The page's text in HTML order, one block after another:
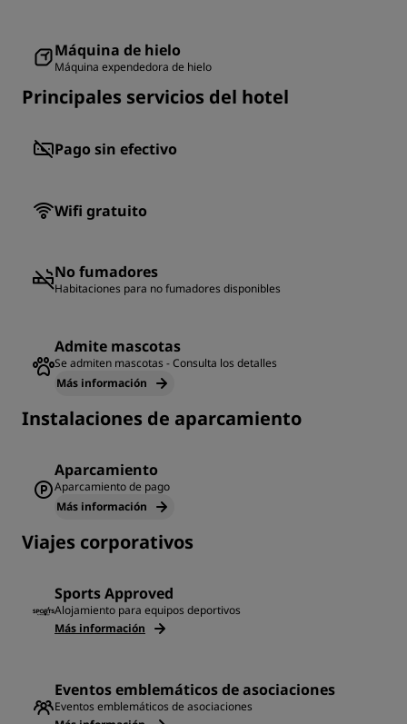
Máquina de hielo
Máquina expendedora de hielo
Principales servicios del hotel
Pago sin efectivo
Wifi gratuito
No fumadores
Habitaciones para no fumadores disponibles
Admite mascotas
Se admiten mascotas - Consulta los detalles
Más información
Instalaciones de aparcamiento
Aparcamiento
Aparcamiento de pago
Más información
Viajes corporativos
Sports Approved
Alojamiento para equipos deportivos
Más información
Eventos emblemáticos de asociaciones
Eventos emblemáticos de asociaciones